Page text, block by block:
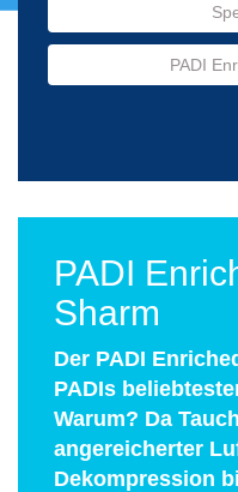
PADI
PADI
Sharm
Der PADI
PADIs
Warum? Da
angereicherter
Dekompression